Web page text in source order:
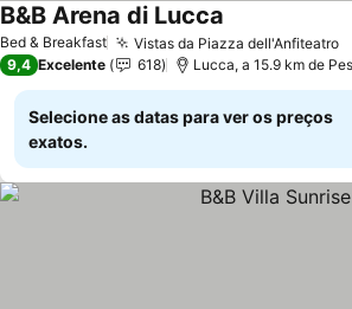
Bed & Breakfast Vistas da Piazza dell'Anfiteatro
B&B Arena di Lucca
9,4 Excelente 618 Lucca, a 15.9 km de
Selecione as datas para ver os preços
exatos.